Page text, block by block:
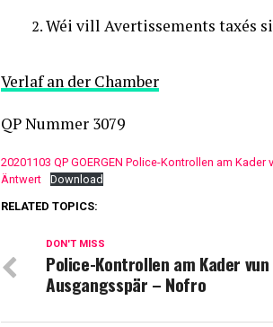
Wéi vill Avertissements taxés
Verlaf an der Chamber
QP Nummer 3079
20201103 QP GOERGEN Police-Kontrollen am
Äntwert
Download
RELATED TOPICS:
DON'T MISS
Police-Kontrollen am Kader
Ausgangsspär – Nofro